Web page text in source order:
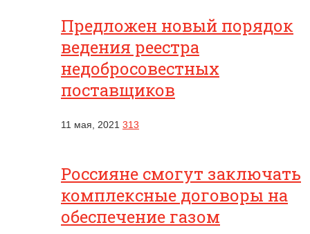
Предложен новый порядок
ведения реестра
недобросовестных
поставщиков
11 мая, 2021 313
Россияне смогут заключать
комплексные договоры на
обеспечение газом